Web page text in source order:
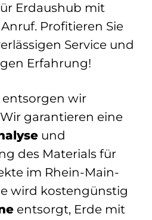
Erdaushub mit
Profitieren Sie
Service und
Erfahrung!
wir
garantieren eine
und
des Materials für
im Rhein-Main-
wird kostengünstig
entsorgt, Erde mit